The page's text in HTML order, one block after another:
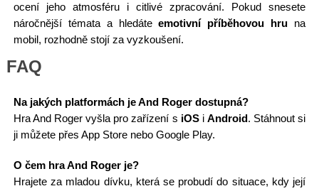
ocení jeho atmosféru i citlivé zpracování. Pokud snesete
náročnější témata a hledáteemotivní příběhovou hru na
mobil, rozhodně stojí za vyzkoušení.
FAQ
Na jakých platformách je And Roger dostupná?
Hra And Roger vyšla pro zařízení s iOSi Android. Stáhnout si
ji můžete přes App Store nebo Google Play.
O čem hra And Roger je?
Hrajete za mladou dívku, která se probudí do situace, kdy její